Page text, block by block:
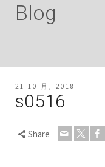
Blog
21 10 月, 2018
s0516
Share